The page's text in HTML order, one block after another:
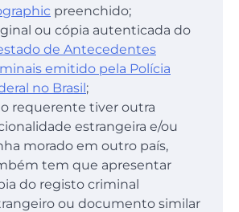
preenchido;
ou cópia autenticada do
de Antecedentes
emitido pela Polícia
no Brasil;
o requerente tiver outra
estrangeira e/ou
morado em outro país,
tem que apresentar
do registo criminal
ou documento similar